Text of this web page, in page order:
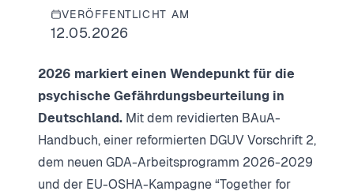
VERÖFFENTLICHT AM
12.05.2026
2026 markiert einen Wendepunkt für die
psychische Gefährdungsbeurteilung in
Deutschland. Mit dem revidierten BAuA-
Handbuch, einer reformierten DGUV Vorschrift 2,
dem neuen GDA-Arbeitsprogramm 2026-2029
und der EU-OSHA-Kampagne “Together for